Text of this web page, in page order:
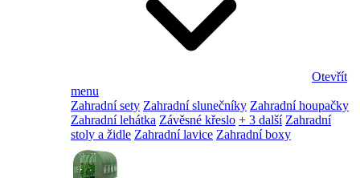
Otevřít
menu
Zahradní sety Zahradní slunečníky Zahradní houpačky
Zahradní lehátka Závěsné křeslo + 3 další Zahradní
stoly a židle Zahradní lavice Zahradní boxy